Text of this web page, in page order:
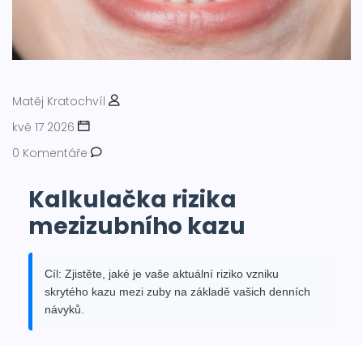
Matěj Kratochvíl
kvě 17 2026
0 Komentáře
Kalkulačka rizika
mezizubního kazu
Cíl: Zjistěte, jaké je vaše aktuální riziko vzniku
skrytého kazu mezi zuby na základě vašich denních
návyků.